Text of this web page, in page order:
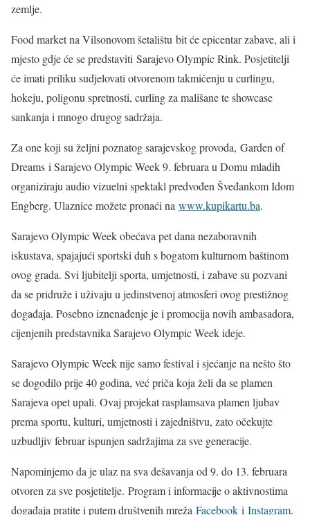
zemlje.
Food market na Vilsonovom šetalištu bit će epicentar zabave, ali i
mjesto gdje će se predstaviti Sarajevo Olympic Rink. Posjetitelji
će imati priliku sudjelovati otvorenom takmičenju u curlingu,
hokeju, poligonu spretnosti, curling za mališane te showcase
sankanja i mnogo drugog sadržaja.
Za one koji su željni poznatog sarajevskog provoda, Garden of
Dreams i Sarajevo Olympic Week 9. februara u Domu mladih
organiziraju audio vizuelni spektakl predvođen Šveđankom Idom
Engberg. Ulaznice možete pronaći na www.kupikartu.ba.
Sarajevo Olympic Week obećava pet dana nezaboravnih
iskustava, spajajući sportski duh s bogatom kulturnom baštinom
ovog grada. Svi ljubitelji sporta, umjetnosti, i zabave su pozvani
da se pridruže i uživaju u jedinstvenoj atmosferi ovog prestižnog
događaja. Posebno iznenađenje je i promocija novih ambasadora,
cijenjenih predstavnika Sarajevo Olympic Week ideje.
Sarajevo Olympic Week nije samo festival i sjećanje na nešto što
se dogodilo prije 40 godina, već priča koja želi da se plamen
Sarajeva opet upali. Ovaj projekat rasplamsava plamen ljubav
prema sportu, kulturi, umjetnosti i zajedništvu, zato očekujte
uzbudljiv februar ispunjen sadržajima za sve generacije.
Napominjemo da je ulaz na sva dešavanja od 9. do 13. februara
otvoren za sve posjetitelje. Program i informacije o aktivnostima
događaja pratite i putem društvenih mreža Facebook i Instagram.